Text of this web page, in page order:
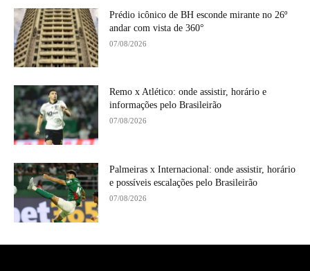
Prédio icônico de BH esconde mirante no 26º
andar com vista de 360°
07/08/2026
Remo x Atlético: onde assistir, horário e
informações pelo Brasileirão
07/08/2026
Palmeiras x Internacional: onde assistir, horário
e possíveis escalações pelo Brasileirão
07/08/2026